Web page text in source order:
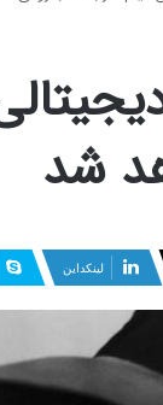
شد
لینکداین